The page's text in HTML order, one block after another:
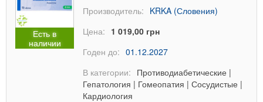
Есть в
наличии
Производитель: KRKA (Словения)
Цена: 1 019,00 грн
Годен до: 01.12.2027
В категории: Противодиабетические |
Гепатология | Гомеопатия | Сосудистые |
Кардиология